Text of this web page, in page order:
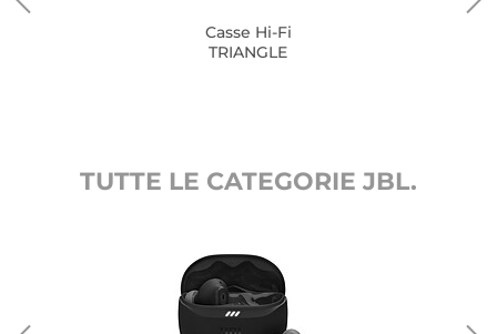
Casse Hi-Fi
TRIANGLE
TUTTE LE CATEGORIE JBL.